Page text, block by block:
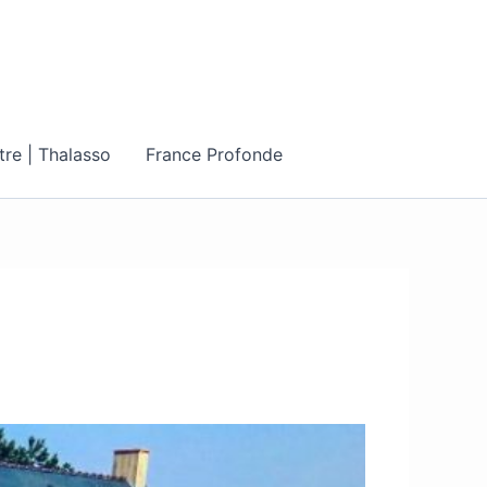
| Thalasso France Profonde